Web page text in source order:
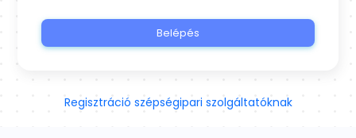
Belépés
Regisztráció szépségipari szolgáltatóknak